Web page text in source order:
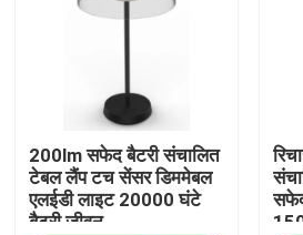
200lm सफेद बैटरी संचालित
टेबल लैंप टच सेंसर डिममेबल
एलईडी लाइट 20000 घंटे
बैटरी जीवन